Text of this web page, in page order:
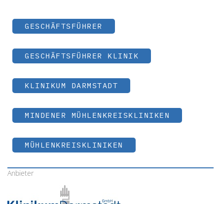
GESCHÄFTSFÜHRER
GESCHÄFTSFÜHRER KLINIK
KLINIKUM DARMSTADT
MINDENER MÜHLENKREISKLINIKEN
MÜHLENKREISKLINIKEN
Anbieter